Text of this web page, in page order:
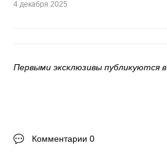
4 декабря 2025
Первыми эксклюзивы публикуются в
Комментарии 0